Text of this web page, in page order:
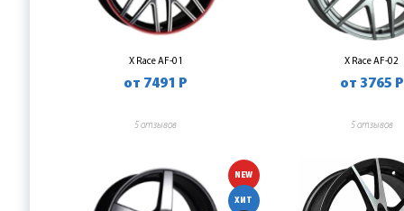
X Race AF-01
от 7491 Р
5 отзывов
X Race AF-02
от 3765 Р
5 отзывов
NEW
ХИТ